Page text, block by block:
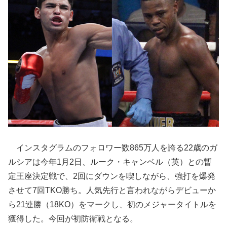
インスタグラムのフォロワー数865万人を誇る22歳のガ
ルシアは今年1月2日、ルーク・キャンベル（英）との暫
定王座決定戦で、2回にダウンを喫しながら、強打を爆発
させて7回TKO勝ち。人気先行と言われながらデビューか
ら21連勝（18KO）をマークし、初のメジャータイトルを
獲得した。今回が初防衛戦となる。